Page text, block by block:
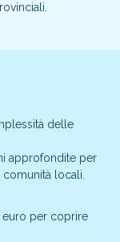
delle
approfondite per
locali.
euro per coprire